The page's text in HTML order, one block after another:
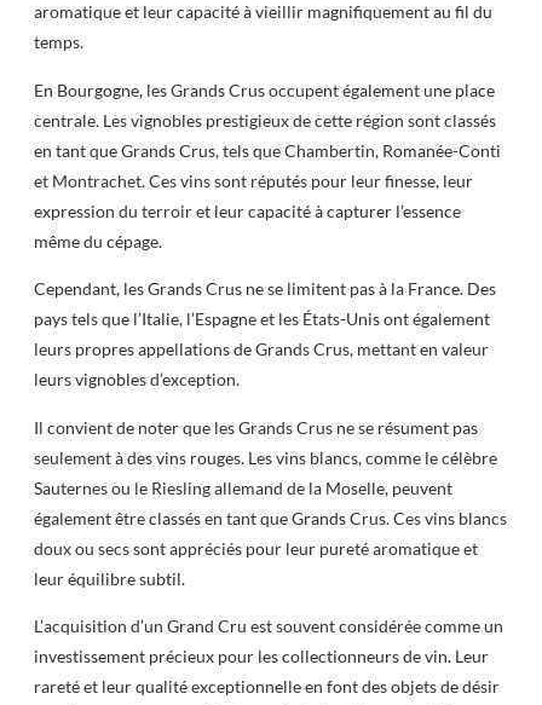
aromatique et leur capacité à vieillir magnifiquement au fil du
temps.
En Bourgogne, les Grands Crus occupent également une place
centrale. Les vignobles prestigieux de cette région sont classés
en tant que Grands Crus, tels que Chambertin, Romanée-Conti
et Montrachet. Ces vins sont réputés pour leur finesse, leur
expression du terroir et leur capacité à capturer l’essence
même du cépage.
Cependant, les Grands Crus ne se limitent pas à la France. Des
pays tels que l’Italie, l’Espagne et les États-Unis ont également
leurs propres appellations de Grands Crus, mettant en valeur
leurs vignobles d’exception.
Il convient de noter que les Grands Crus ne se résument pas
seulement à des vins rouges. Les vins blancs, comme le célèbre
Sauternes ou le Riesling allemand de la Moselle, peuvent
également être classés en tant que Grands Crus. Ces vins blancs
doux ou secs sont appréciés pour leur pureté aromatique et
leur équilibre subtil.
L’acquisition d’un Grand Cru est souvent considérée comme un
investissement précieux pour les collectionneurs de vin. Leur
rareté et leur qualité exceptionnelle en font des objets de désir